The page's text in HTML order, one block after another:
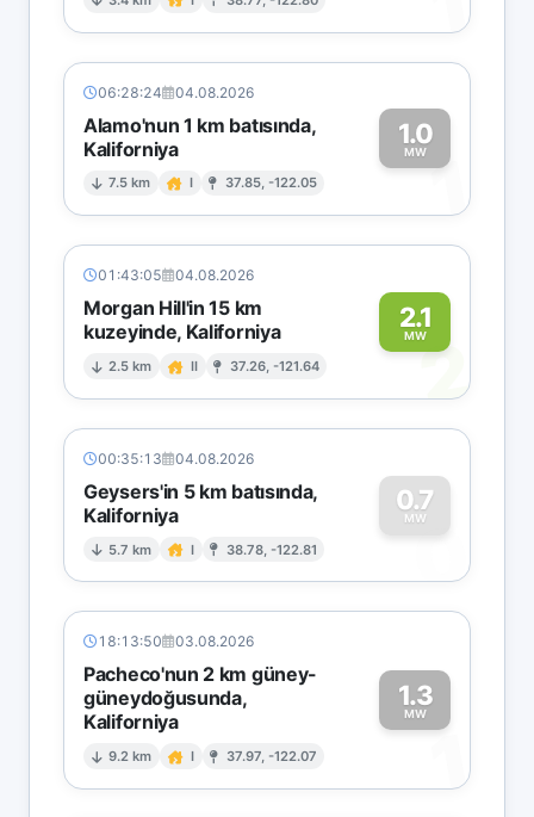
06:28:24 04.08.2026
Alamo'nun 1 km batısında,
Kaliforniya
7.5 km I 37.85, -122.05
1.0
MW1
01:43:05 04.08.2026
Morgan Hill'in 15 km
kuzeyinde, Kaliforniya
2.5 km II 37.26, -121.64
2.1
MW2
00:35:13 04.08.2026
Geysers'in 5 km batısında,
Kaliforniya
5.7 km I 38.78, -122.81
0.7
MW
0
18:13:50 03.08.2026
Pacheco'nun 2 km güney-
güneydoğusunda,
Kaliforniya
9.2 km I 37.97, -122.07
1.3
MW
1